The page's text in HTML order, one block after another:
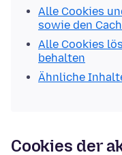
Alle Cookies
sowie den
Alle Cookies
behalten
Ähnliche
Cookies der